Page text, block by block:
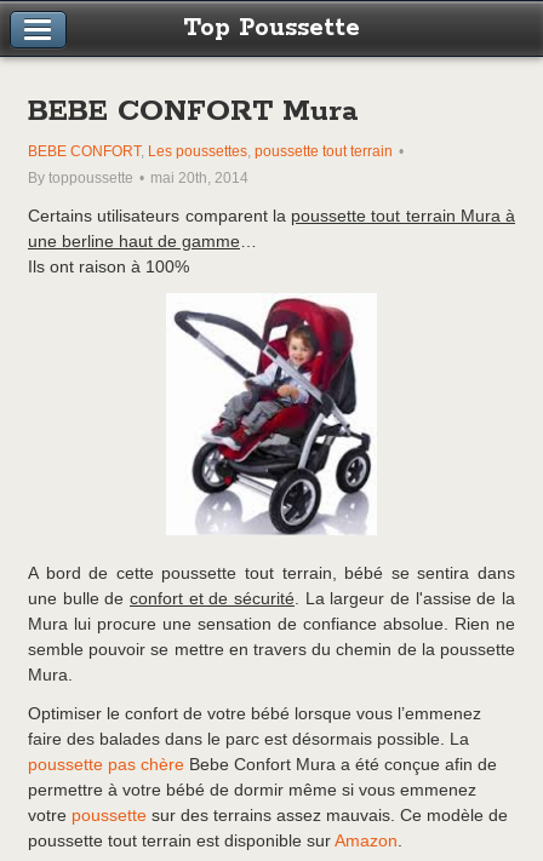
Top Poussette
BEBE CONFORT Mura
BEBE CONFORT, Les poussettes, poussette tout terrain
By toppoussette
mai 20th, 2014
Certains utilisateurs comparent la poussette tout terrain Mura à
une berline haut de gamme
Ils ont raison à 100%
A bord de cette poussette tout terrain, bébé se sentira dans
une bulle de confort et de sécurité . La largeur de l'assise de la
Mura lui procure une sensation de confiance absolue. Rien ne
semble pouvoir se mettre en travers du chemin de la poussette
Mura.
Optimiser le confort de votre bébé lorsque vous l’emmenez
faire des balades dans le parc est désormais possible. La
poussette pas chère Bebe Confort Mura a été conçue afin de
permettre à votre bébé de dormir même si vous emmenez
votre poussette sur des terrains assez mauvais. Ce modèle de
poussette tout terrain est disponible surAmazon